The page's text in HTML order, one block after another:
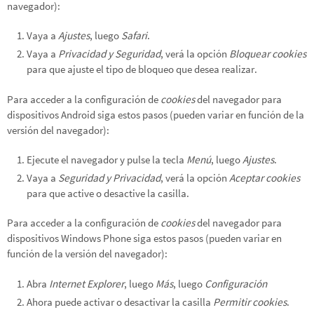
navegador):
Vaya a Ajustes, luego Safari.
Vaya a Privacidad y Seguridad, verá la opción Bloquear cookies
para que ajuste el tipo de bloqueo que desea realizar.
Para acceder a la configuración de cookiesdel navegador para
dispositivosAndroid siga estos pasos (pueden variar en función de la
versión del navegador):
Ejecute el navegador y pulse la tecla Menú, luegoAjustes.
Vaya a Seguridad y Privacidad, verá la opción Aceptar cookies
para que active o desactive la casilla.
Para acceder a la configuración de cookiesdel navegador para
dispositivosWindows Phonesiga estos pasos (pueden variar en
función de la versión del navegador):
Abra Internet Explorer, luego Más, luego Configuración
Ahora puede activar o desactivar la casilla Permitir cookies.